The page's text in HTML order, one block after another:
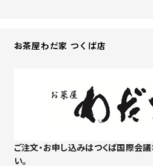
お茶屋わだ家 つくば店
ご注文・お申し込みはつくば国際会
い。